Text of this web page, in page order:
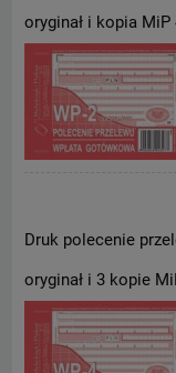
oryginał i kopia MiP
Druk polecenie
oryginał i 3 kopie